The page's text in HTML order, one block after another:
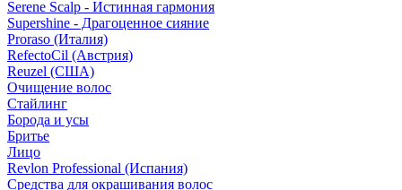
Serene Scalp - Истинная гармония
Supershine - Драгоценное сияние
Proraso (Италия)
RefectoCil (Австрия)
Reuzel (США)
Очищение волос
Стайлинг
Борода и усы
Бритье
Лицо
Revlon Professional (Испания)
Средства для окрашивания волос